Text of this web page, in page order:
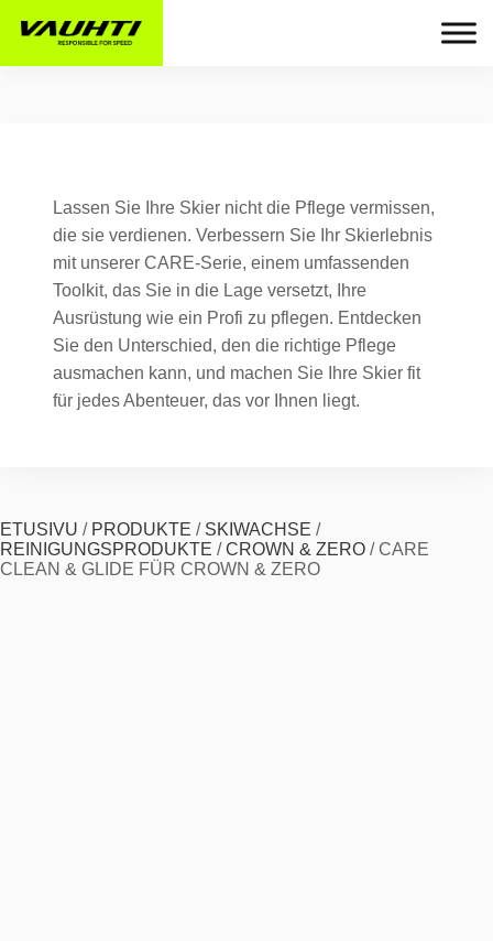
Lassen Sie Ihre Skier nicht die Pflege vermissen,
die sie verdienen. Verbessern Sie Ihr Skierlebnis
mit unserer CARE-Serie, einem umfassenden
Toolkit, das Sie in die Lage versetzt, Ihre
Ausrüstung wie ein Profi zu pflegen. Entdecken
Sie den Unterschied, den die richtige Pflege
ausmachen kann, und machen Sie Ihre Skier fit
für jedes Abenteuer, das vor Ihnen liegt.
ETUSIVU / PRODUKTE / SKIWACHSE /
REINIGUNGSPRODUKTE /CROWN & ZERO /CARE
CLEAN & GLIDE FÜR CROWN & ZERO